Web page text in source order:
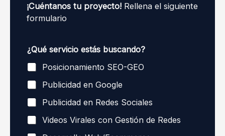
¡Cuéntanos tu proyecto!Rellena el siguiente
formulario
¿Qué servicio estás buscando?
Posicionamiento SEO-GEO
Publicidad en Google
Publicidad en Redes Sociales
Videos Virales con Gestión de Redes